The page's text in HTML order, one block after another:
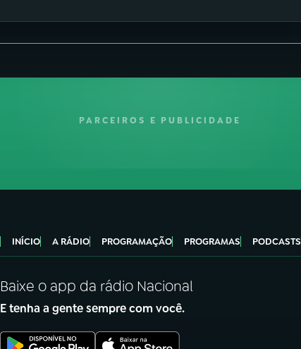
PARCEIROS E PUBLICIDADE
INÍCIO A RÁDIO PROGRAMAÇÃO PROGRAMAS PODCASTS
Baixe o app da rádio Nacional
E tenha a gente sempre com você.